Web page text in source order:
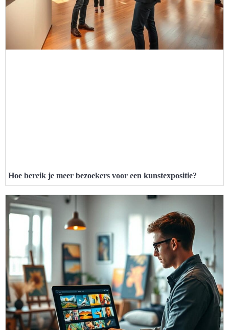
Hoe bereik je meer bezoekers voor een kunstexpositie?